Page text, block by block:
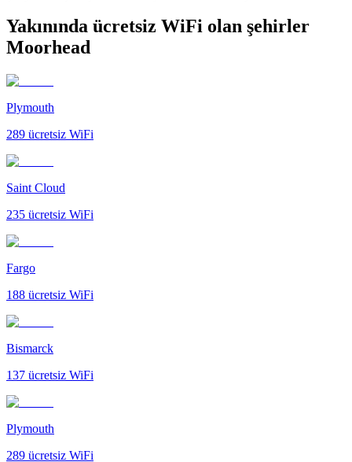
Yakınında ücretsiz WiFi olan şehirler
Moorhead
Plymouth
289 ücretsiz WiFi
Saint Cloud
235 ücretsiz WiFi
Fargo
188 ücretsiz WiFi
Bismarck
137 ücretsiz WiFi
Plymouth
289 ücretsiz WiFi